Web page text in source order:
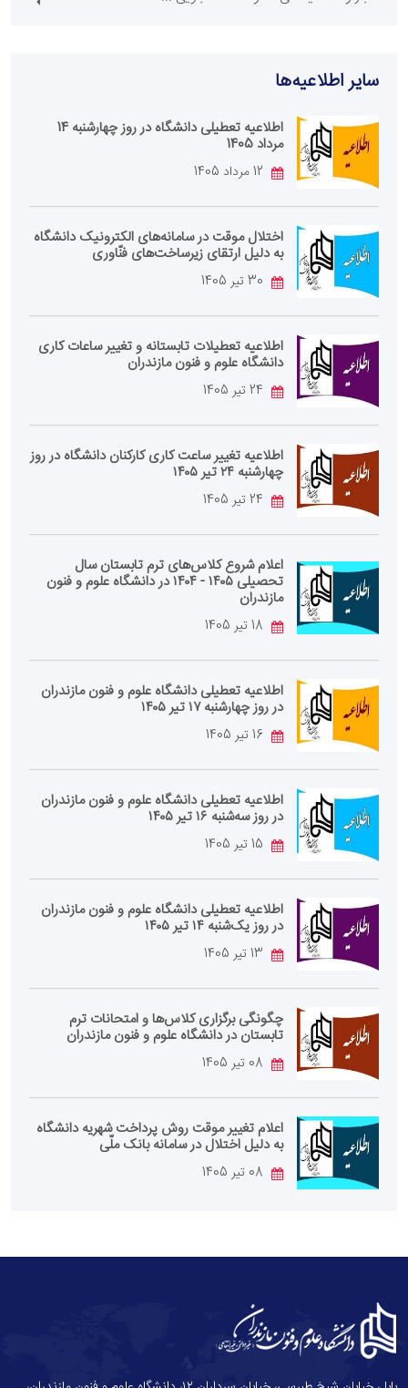
سایر اطلاعیه‌ها
اطلاعیه تعطیلی دانشگاه در روز چهارشنبه 14
مرداد 1405
اختلال موقت در سامانه‌های الکترونیک دانشگاه
به دلیل ارتقای زیرساخت‌های فنّاوری
اطلاعیه تعطیلات تابستانه و تغییر ساعات کاری
دانشگاه علوم و فنون مازندران
اطلاعیه تغییر ساعت کاری کارکنان دانشگاه در روز
چهارشنبه ۲۴ تیر ۱۴۰۵
اعلام شروع کلاس‌های ترم تابستان سال
تحصیلی ۱۴۰۵ - ۱۴۰۴ در دانشگاه علوم و فنون
مازندران
اطلاعیه تعطیلی دانشگاه علوم و فنون مازندران
در روز چهارشنبه ۱۷ تیر ۱۴۰۵
اطلاعیه تعطیلی دانشگاه علوم و فنون مازندران
در روز سه‌شنبه ۱۶ تیر ۱۴۰۵
اطلاعیه تعطیلی دانشگاه علوم و فنون مازندران
در روز یک‌شنبه ۱۴ تیر ۱۴۰۵
چگونگی برگزاری کلاس‌ها و امتحانات ترم
تابستان در دانشگاه علوم و فنون مازندران
اعلام تغییر موقت روش پرداخت شهریه دانشگاه
به دلیل اختلال در سامانه بانک ملّی